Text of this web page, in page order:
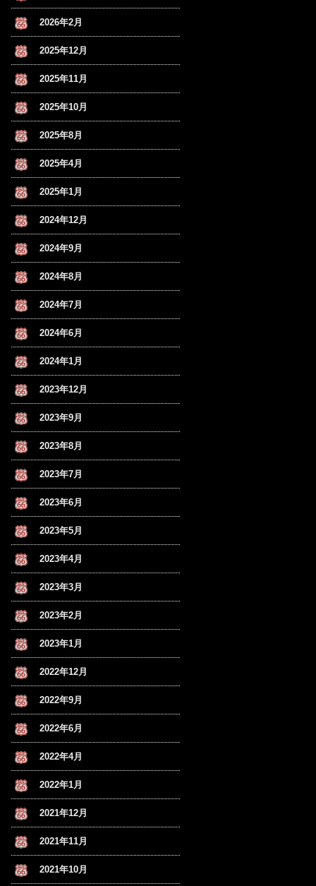
2026年2月
2025年12月
2025年11月
2025年10月
2025年8月
2025年4月
2025年1月
2024年12月
2024年9月
2024年8月
2024年7月
2024年6月
2024年1月
2023年12月
2023年9月
2023年8月
2023年7月
2023年6月
2023年5月
2023年4月
2023年3月
2023年2月
2023年1月
2022年12月
2022年9月
2022年6月
2022年4月
2022年1月
2021年12月
2021年11月
2021年10月